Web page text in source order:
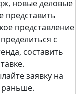
новые деловые
представить
представление
с
составить
заявку на
раньше.